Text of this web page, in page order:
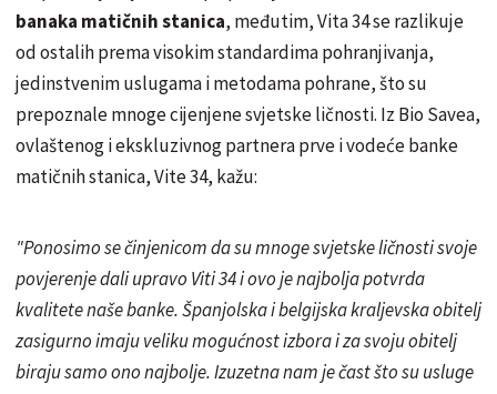
banaka matičnih stanica, međutim, Vita 34 se razlikuje
od ostalih prema visokim standardima pohranjivanja,
jedinstvenim uslugama i metodama pohrane, što su
prepoznale mnoge cijenjene svjetske ličnosti. Iz Bio Savea,
ovlaštenog i ekskluzivnog partnera prve i vodeće banke
matičnih stanica, Vite 34, kažu:
"Ponosimo se činjenicom da su mnoge svjetske ličnosti svoje
povjerenje dali upravo Viti 34 i ovo je najbolja potvrda
kvalitete naše banke. Španjolska i belgijska kraljevska obitelj
zasigurno imaju veliku mogućnost izbora i za svoju obitelj
biraju samo ono najbolje. Izuzetna nam je čast što su usluge